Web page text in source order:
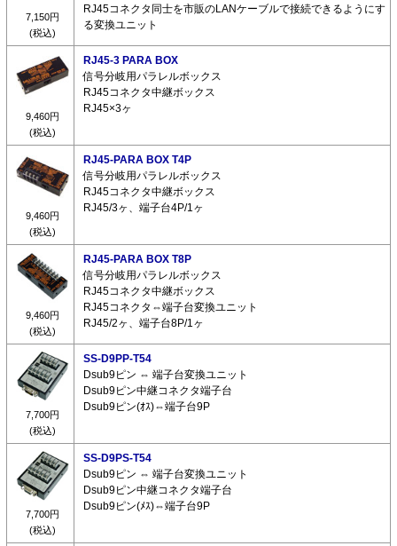
7,150円
(税込)
RJ45コネクタ同士を市販のLANケーブルで接続できるようにす
る変換ユニット
9,460円
(税込)
RJ45-3 PARA BOX
信号分岐用パラレルボックス
RJ45コネクタ中継ボックス
RJ45×3ヶ
9,460円
(税込)
RJ45-PARA BOX T4P
信号分岐用パラレルボックス
RJ45コネクタ中継ボックス
RJ45/3ヶ、端子台4P/1ヶ
9,460円
(税込)
RJ45-PARA BOX T8P
信号分岐用パラレルボックス
RJ45コネクタ中継ボックス
RJ45コネクタ⇔端子台変換ユニット
RJ45/2ヶ、端子台8P/1ヶ
7,700円
(税込)
SS-D9PP-T54
Dsub9ピン ⇔ 端子台変換ユニット
Dsub9ピン中継コネクタ端子台
Dsub9ピン(ｵｽ)⇔端子台9P
7,700円
(税込)
SS-D9PS-T54
Dsub9ピン ⇔ 端子台変換ユニット
Dsub9ピン中継コネクタ端子台
Dsub9ピン(ﾒｽ)⇔端子台9P